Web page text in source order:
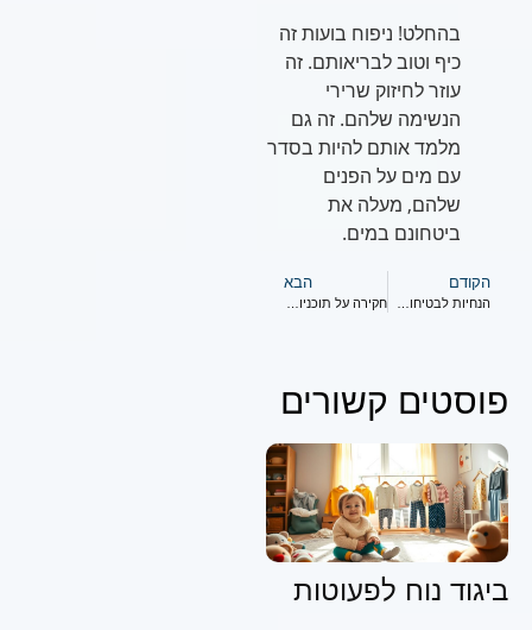
בהחלט! ניפוח בועות זה
כיף וטוב לבריאותם. זה
עוזר לחיזוק שרירי
הנשימה שלהם. זה גם
מלמד אותם להיות בסדר
עם מים על הפנים
שלהם, מעלה את
ביטחונם במים.
הקודם
הנחיות לבטיחות בשחיית תינוקות שכל ההורים צריכים לדעת
הבא
חקירה על תוכניות שחייה לתינוקות הזמינות בקרבת מקום
פוסטים קשורים
ביגוד נוח לפעוטות